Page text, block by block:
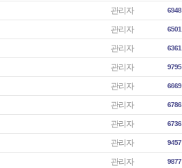
관리자 6948
관리자 6501
관리자 6361
관리자 9795
관리자 6669
관리자 6786
관리자 6736
관리자 9457
관리자 9877